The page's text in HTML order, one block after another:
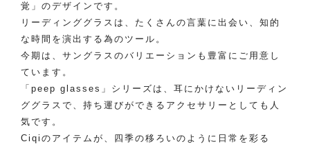
覚」のデザインです。
リーディンググラスは、たくさんの言葉に出会い、知的
な時間を演出する為のツール。
今期は、サングラスのバリエーションも豊富にご用意し
ています。
「peep glasses」シリーズは、耳にかけないリーディン
ググラスで、持ち運びができるアクセサリーとしても人
気です。
Ciqiのアイテムが、四季の移ろいのように日常を彩る